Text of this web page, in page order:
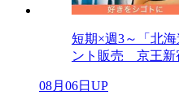
短期×週3～「北
ント販売 京王新
08月06日UP